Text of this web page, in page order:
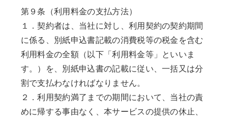
第９条（利用料金の支払方法）
１．契約者は、当社に対し、利用契約の契約期間
に係る、別紙申込書記載の消費税等の税金を含む
利用料金の全額（以下「利用料金等」といいま
す。）を、別紙申込書の記載に従い、一括又は分
割で支払わなければなりません。
２．利用契約満了までの期間において、当社の責
めに帰する事由なく、本サービスの提供の休止、